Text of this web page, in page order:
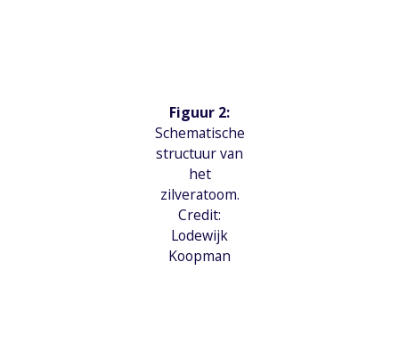
Figuur 2:
Schematische
structuur van
het
zilveratoom.
Credit:
Lodewijk
Koopman